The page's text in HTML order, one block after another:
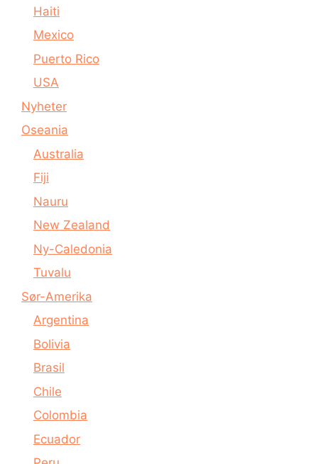
Haiti
Mexico
Puerto Rico
USA
Nyheter
Oseania
Australia
Fiji
Nauru
New Zealand
Ny-Caledonia
Tuvalu
Sør-Amerika
Argentina
Bolivia
Brasil
Chile
Colombia
Ecuador